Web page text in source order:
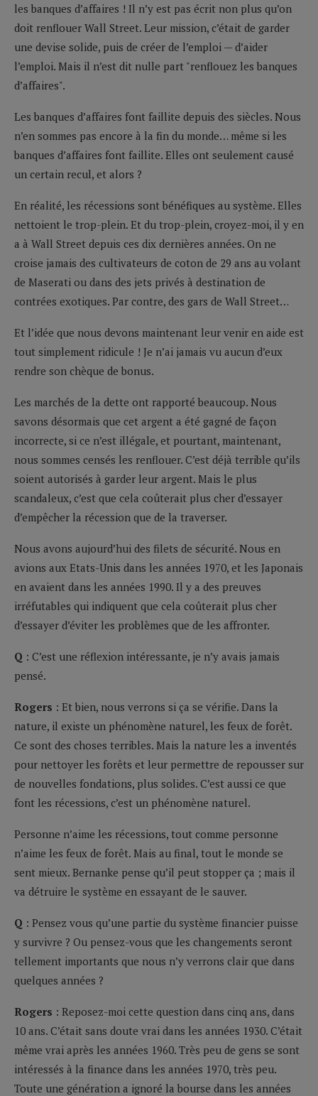
les banques d’affaires ! Il n’y est pas écrit non plus qu’on
doit renflouer Wall Street. Leur mission, c’était de garder
une devise solide, puis de créer de l’emploi — d’aider
l’emploi. Mais il n’est dit nulle part "renflouez les banques
d’affaires".
Les banques d’affaires font faillite depuis des siècles. Nous
n’en sommes pas encore à la fin du monde… même si les
banques d’affaires font faillite. Elles ont seulement causé
un certain recul, et alors ?
En réalité, les récessions sont bénéfiques au système. Elles
nettoient le trop-plein. Et du trop-plein, croyez-moi, il y en
a à Wall Street depuis ces dix dernières années. On ne
croise jamais des cultivateurs de coton de 29 ans au volant
de Maserati ou dans des jets privés à destination de
contrées exotiques. Par contre, des gars de Wall Street…
Et l’idée que nous devons maintenant leur venir en aide est
tout simplement ridicule ! Je n’ai jamais vu aucun d’eux
rendre son chèque de bonus.
Les marchés de la dette ont rapporté beaucoup. Nous
savons désormais que cet argent a été gagné de façon
incorrecte, si ce n’est illégale, et pourtant, maintenant,
nous sommes censés les renflouer. C’est déjà terrible qu’ils
soient autorisés à garder leur argent. Mais le plus
scandaleux, c’est que cela coûterait plus cher d’essayer
d’empêcher la récession que de la traverser.
Nous avons aujourd’hui des filets de sécurité. Nous en
avions aux Etats-Unis dans les années 1970, et les Japonais
en avaient dans les années 1990. Il y a des preuves
irréfutables qui indiquent que cela coûterait plus cher
d’essayer d’éviter les problèmes que de les affronter.
Q : C’est une réflexion intéressante, je n’y avais jamais
pensé.
Rogers : Et bien, nous verrons si ça se vérifie. Dans la
nature, il existe un phénomène naturel, les feux de forêt.
Ce sont des choses terribles. Mais la nature les a inventés
pour nettoyer les forêts et leur permettre de repousser sur
de nouvelles fondations, plus solides. C’est aussi ce que
font les récessions, c’est un phénomène naturel.
Personne n’aime les récessions, tout comme personne
n’aime les feux de forêt. Mais au final, tout le monde se
sent mieux. Bernanke pense qu’il peut stopper ça ; mais il
va détruire le système en essayant de le sauver.
Q : Pensez vous qu’une partie du système financier puisse
y survivre ? Ou pensez-vous que les changements seront
tellement importants que nous n’y verrons clair que dans
quelques années ?
Rogers : Reposez-moi cette question dans cinq ans, dans
10 ans. C’était sans doute vrai dans les années 1930. C’était
même vrai après les années 1960. Très peu de gens se sont
intéressés à la finance dans les années 1970, très peu.
Toute une génération a ignoré la bourse dans les années